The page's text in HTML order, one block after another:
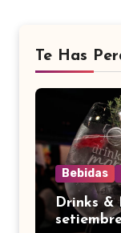
Te Has
Bebidas
Drinks &